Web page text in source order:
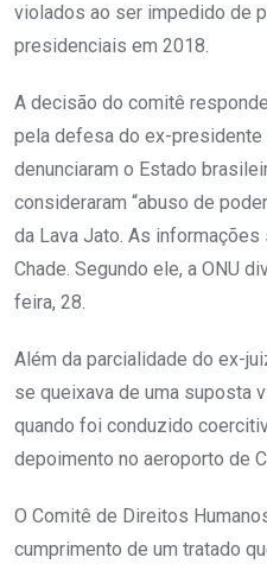
violados ao ser impedido de
presidenciais em 2018.
A decisão do comitê
pela defesa do ex-presidente
denunciaram o Estado
consideraram “abuso de
da Lava Jato. As informações
Chade. Segundo ele, a ONU
feira, 28.
Além da parcialidade do ex-
se queixava de uma suposta
quando foi conduzido
depoimento no aeroporto de
O Comitê de Direitos
cumprimento de um tratado